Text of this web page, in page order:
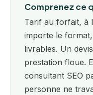
Comprenez ce
Tarif au forfait, à
importe le
livrables. Un
prestation floue.
consultant SEO
personne ne